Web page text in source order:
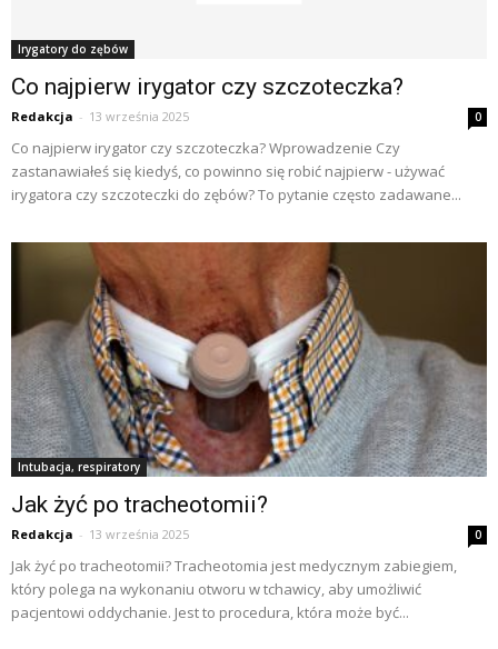
Irygatory do zębów
Co najpierw irygator czy szczoteczka?
Redakcja - 13 września 2025 0
Co najpierw irygator czy szczoteczka? Wprowadzenie Czy
zastanawiałeś się kiedyś, co powinno się robić najpierw - używać
irygatora czy szczoteczki do zębów? To pytanie często zadawane...
Intubacja, respiratory
Jak żyć po tracheotomii?
Redakcja - 13 września 2025 0
Jak żyć po tracheotomii? Tracheotomia jest medycznym zabiegiem,
który polega na wykonaniu otworu w tchawicy, aby umożliwić
pacjentowi oddychanie. Jest to procedura, która może być...